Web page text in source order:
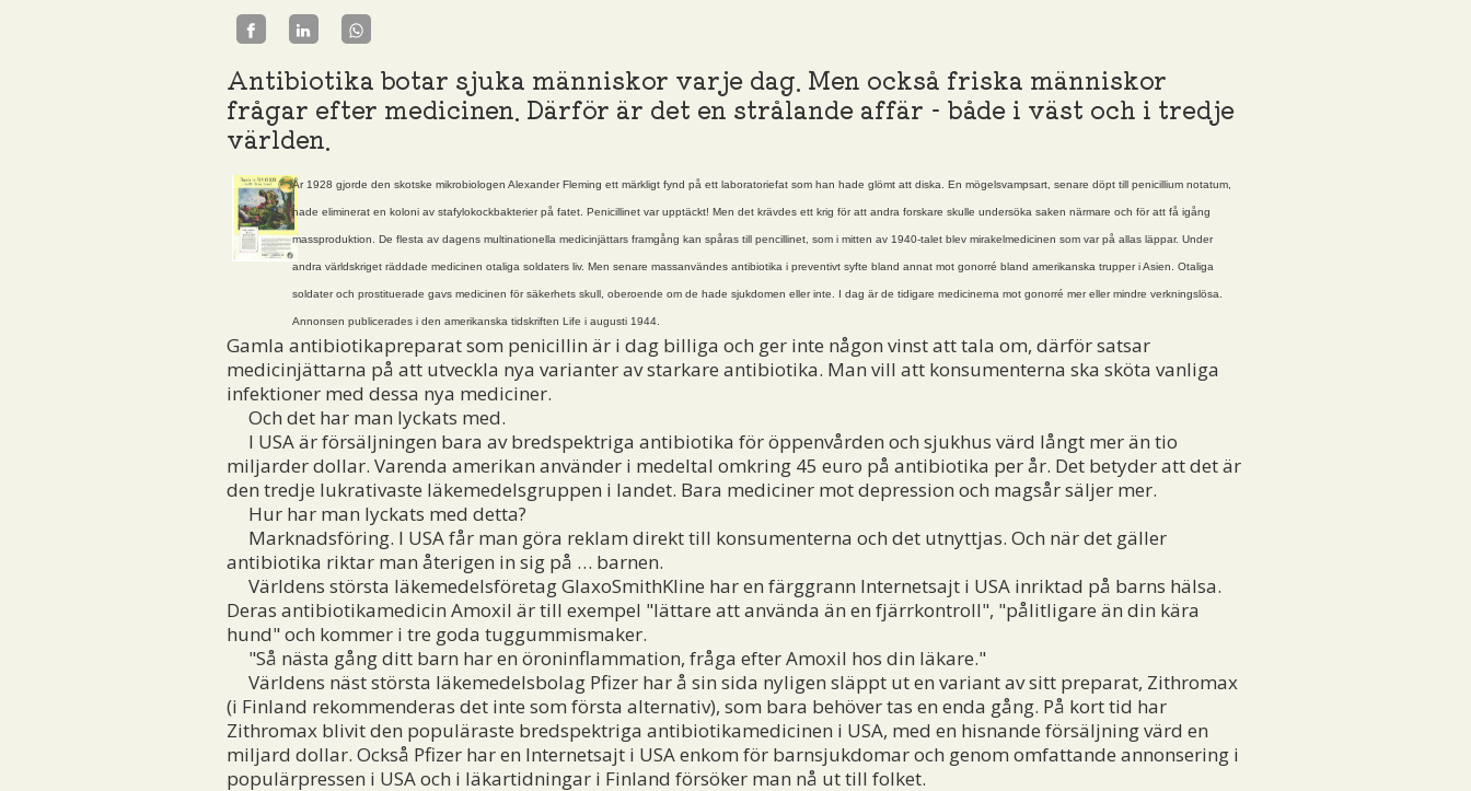
Antibiotika botar sjuka människor varje dag. Men också friska människor
frågar efter medicinen. Därför är det en strålande affär - både i väst och i tredje
världen.
År 1928 gjorde den skotske mikrobiologen Alexander Fleming ett märkligt fynd på ett laboratoriefat som han hade glömt att diska. En mögelsvampsart, senare döpt till penicillium notatum,
hade eliminerat en koloni av stafylokockbakterier på fatet. Penicillinet var upptäckt! Men det krävdes ett krig för att andra forskare skulle undersöka saken närmare och för att få igång
massproduktion. De flesta av dagens multinationella medicinjättars framgång kan spåras till pencillinet, som i mitten av 1940-talet blev mirakelmedicinen som var på allas läppar. Under
andra världskriget räddade medicinen otaliga soldaters liv. Men senare massanvändes antibiotika i preventivt syfte bland annat mot gonorré bland amerikanska trupper i Asien. Otaliga
soldater och prostituerade gavs medicinen för säkerhets skull, oberoende om de hade sjukdomen eller inte. I dag är de tidigare medicinerna mot gonorré mer eller mindre verkningslösa.
Annonsen publicerades i den amerikanska tidskriften Life i augusti 1944.
Gamla antibiotikapreparat som penicillin är i dag billiga och ger inte någon vinst att tala om, därför satsar
medicinjättarna på att utveckla nya varianter av starkare antibiotika. Man vill att konsumenterna ska sköta vanliga
infektioner med dessa nya mediciner.
Och det har man lyckats med.
I USA är försäljningen bara av bredspektriga antibiotika för öppenvården och sjukhus värd långt mer än tio
miljarder dollar. Varenda amerikan använder i medeltal omkring 45 euro på antibiotika per år. Det betyder att det är
den tredje lukrativaste läkemedelsgruppen i landet. Bara mediciner mot depression och magsår säljer mer.
Hur har man lyckats med detta?
Marknadsföring. I USA får man göra reklam direkt till konsumenterna och det utnyttjas. Och när det gäller
antibiotika riktar man återigen in sig på … barnen.
Världens största läkemedelsföretag GlaxoSmithKline har en färggrann Internetsajt i USA inriktad på barns hälsa.
Deras antibiotikamedicin Amoxil är till exempel "lättare att använda än en fjärrkontroll", "pålitligare än din kära
hund" och kommer i tre goda tuggummismaker.
"Så nästa gång ditt barn har en öroninflammation, fråga efter Amoxil hos din läkare."
Världens näst största läkemedelsbolag Pfizer har å sin sida nyligen släppt ut en variant av sitt preparat, Zithromax
(i Finland rekommenderas det inte som första alternativ), som bara behöver tas en enda gång. På kort tid har
Zithromax blivit den populäraste bredspektriga antibiotikamedicinen i USA, med en hisnande försäljning värd en
miljard dollar. Också Pfizer har en Internetsajt i USA enkom för barnsjukdomar och genom omfattande annonsering i
populärpressen i USA och i läkartidningar i Finland försöker man nå ut till folket.